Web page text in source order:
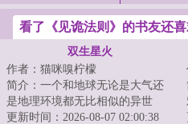
看了《见诡法则》的书友还
双生星火
作者：猫咪嗅柠檬
简介：一个和地球无论是大气还
是地理环境都无比相似的异世
界，一个发展出称霸星系的科技
更新时间：2026-08-07 02:00:38